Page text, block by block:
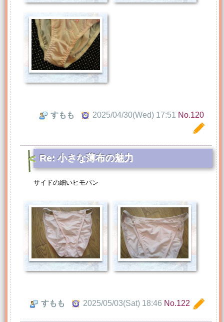
すもも 2025/04/30(Wed) 17:51 No.120
Re: 小さな薄布の魅力
サイドの細いヒモパン
すもも 2025/05/03(Sat) 18:46 No.122